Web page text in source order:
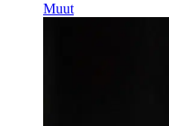
Muut